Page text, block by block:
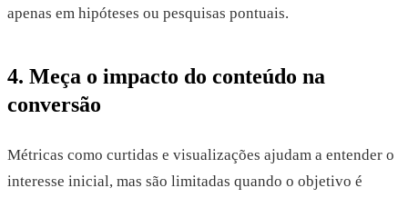
apenas em hipóteses ou pesquisas pontuais.
4. Meça o impacto do conteúdo na
conversão
Métricas como curtidas e visualizações ajudam a entender o
interesse inicial, mas são limitadas quando o objetivo é